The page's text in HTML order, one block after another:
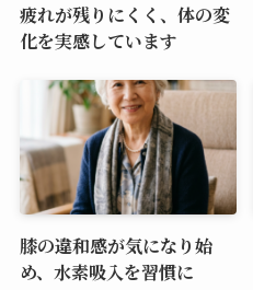
疲れが残りにくく、体の変
化を実感しています
膝の違和感が気になり始
め、水素吸入を習慣に